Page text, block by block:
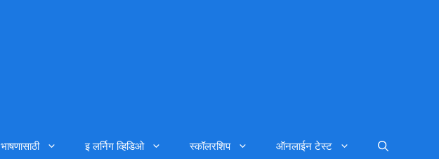
भाषणासाठी इ लर्निग व्हिडिओ स्कॉलरशिप ऑनलाईन टेस्ट